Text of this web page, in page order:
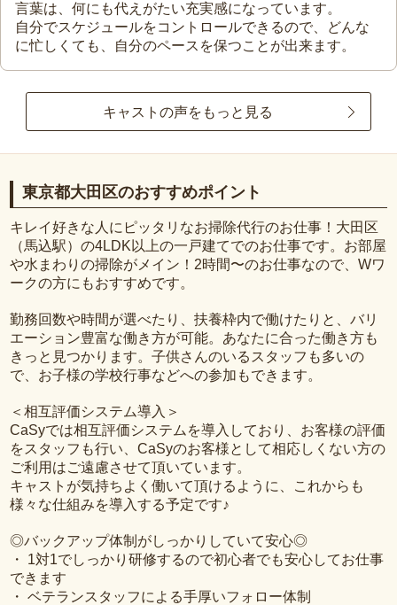
言葉は、何にも代えがたい充実感になっています。
自分でスケジュールをコントロールできるので、どんな
に忙しくても、自分のペースを保つことが出来ます。
キャストの声をもっと見る
東京都大田区のおすすめポイント
キレイ好きな人にピッタリなお掃除代行のお仕事！大田区
（馬込駅）の4LDK以上の一戸建てでのお仕事です。お部屋
や水まわりの掃除がメイン！2時間〜のお仕事なので、Wワ
ークの方にもおすすめです。
勤務回数や時間が選べたり、扶養枠内で働けたりと、バリ
エーション豊富な働き方が可能。あなたに合った働き方も
きっと見つかります。子供さんのいるスタッフも多いの
で、お子様の学校行事などへの参加もできます。
＜相互評価システム導入＞
CaSyでは相互評価システムを導入しており、お客様の評価
をスタッフも行い、CaSyのお客様として相応しくない方の
ご利用はご遠慮させて頂いています。
キャストが気持ちよく働いて頂けるように、これからも
様々な仕組みを導入する予定です♪
◎バックアップ体制がしっかりしていて安心◎
・ 1対1でしっかり研修するので初心者でも安心してお仕事
できます
・ ベテランスタッフによる手厚いフォロー体制